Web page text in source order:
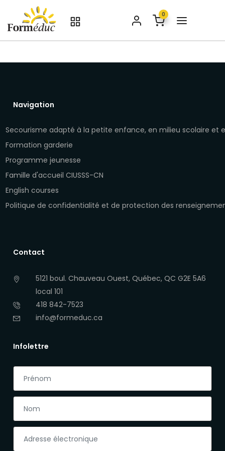
0
Navigation
Secourisme adapté à la petite enfance, en milieu scolaire et
Formation garderie
Programme jeunesse
Famille d'accueil CIUSSS-CN
English courses
Politique de confidentialité et de protection des
Contact
5121 boul. Chauveau Ouest, Québec, QC G2E 5A6
local 101
418 842-7523
info@formeduc.ca
Infolettre